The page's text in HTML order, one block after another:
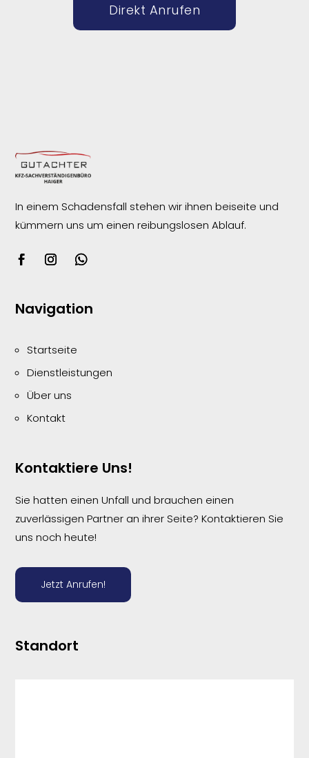
Direkt Anrufen
In einem Schadensfall stehen wir ihnen beiseite und
kümmern uns um einen reibungslosenAblauf.
Navigation
Startseite
Dienstleistungen
Über uns
Kontakt
Kontaktiere Uns!
Sie hatten einen Unfall und brauchen einen
zuverlässigen Partner an ihrer Seite? Kontaktieren Sie
uns noch heute!
Jetzt Anrufen!
Standort